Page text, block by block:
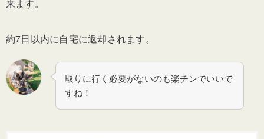
来ます。
約7日以内に自宅に返却されます。
取りに行く必要がないのも楽チンでいいで
すね！